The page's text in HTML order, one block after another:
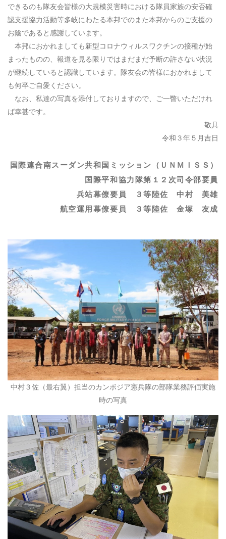
できるのも隊友会皆様の大規模災害時における隊員家族の安否確
認支援協力活動等多岐にわたる本邦でのまた本邦からのご支援の
お陰であると感謝しています。
本邦におかれましても新型コロナウィルスワクチンの接種が始
まったものの、報道を見る限りではまだまだ予断の許さない状況
が継続していると認識しています。隊友会の皆様におかれまして
も何卒ご自愛ください。
なお、私達の写真を添付しておりますので、ご一瞥いただけれ
ば幸甚です。
敬具
令和３年５月吉日
国際連合南スーダン共和国ミッション（ＵＮＭＩＳＳ）
国際平和協力隊第１２次司令部要員
兵站幕僚要員 ３等陸佐 中村 美雄
航空運用幕僚要員 ３等陸佐 金塚 友成
中村３佐（最右翼）担当のカンボジア憲兵隊の部隊業務評価実施
時の写真